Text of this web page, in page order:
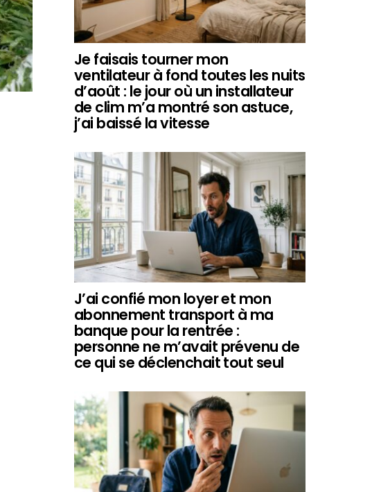
Je faisais tourner mon
ventilateur à fond toutes les nuits
d’août : le jour où un installateur
de clim m’a montré son astuce,
j’ai baissé la vitesse
J’ai confié mon loyer et mon
abonnement transport à ma
banque pour la rentrée :
personne ne m’avait prévenu de
ce qui se déclenchait tout seul